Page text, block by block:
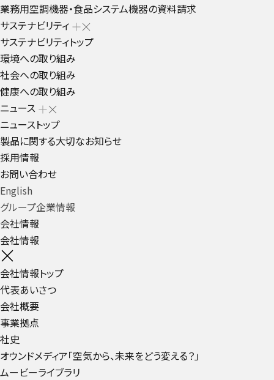
業務用空調機器・食品システム機器の資料請求
サステナビリティ
サステナビリティトップ
環境への取り組み
社会への取り組み
健康への取り組み
ニュース
ニューストップ
製品に関する大切なお知らせ
採用情報
お問い合わせ
English
グループ企業情報
会社情報
会社情報
会社情報トップ
代表あいさつ
会社概要
事業拠点
社史
オウンドメディア「空気から、未来をどう変える？」
ムービーライブラリ